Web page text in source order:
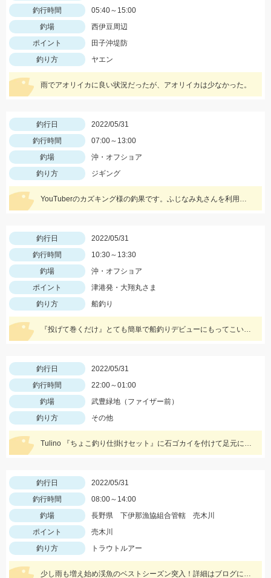
釣行時間
05:40～15:00
釣場
西伊豆周辺
ポイント
田子沖堤防
釣り方
ヤエン
雨でアオリイカに良い状況だったが、アオリイカは少なかった。
釣行日
2022/05/31
釣行時間
07:00～13:00
釣場
沖・オフショア
釣り方
ジギング
YouTuberのカズキング様の釣果です。ふじなみ丸さんを利用されたようです。
釣行日
2022/05/31
釣行時間
10:30～13:30
釣場
沖・オフショア
ポイント
津港発・大翔丸さま
釣り方
船釣り
『投げて巻くだけ』とても簡単で船釣りデビューにもってこいです♪Tsulino船キス仕掛けもお忘れなく！
釣行日
2022/05/31
釣行時間
22:00～01:00
釣場
武豊緑地（ファイザー前）
釣り方
その他
Tulino 『ちょこ釣り仕掛けセット』に石ゴカイを付けて足元に落としたらヒット！
釣行日
2022/05/31
釣行時間
08:00～14:00
釣場
長野県 下伊那漁協組合管轄 売木川
ポイント
売木川
釣り方
トラウトルアー
少し雨も増え始め渓魚のベストシーズン突入！詳細はブログにて！